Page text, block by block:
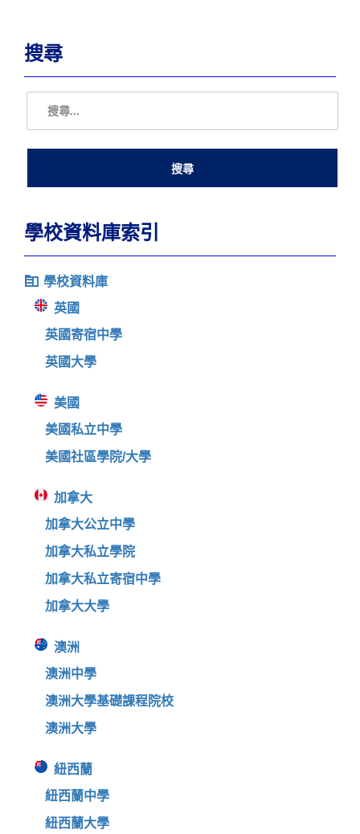
搜尋
學校資料庫索引
學校資料庫
英國
英國寄宿中學
英國大學
美國
美國私立中學
美國社區學院/大學
加拿大
加拿大公立中學
加拿大私立學院
加拿大私立寄宿中學
加拿大大學
澳洲
澳洲中學
澳洲大學基礎課程院校
澳洲大學
紐西蘭
紐西蘭中學
紐西蘭大學